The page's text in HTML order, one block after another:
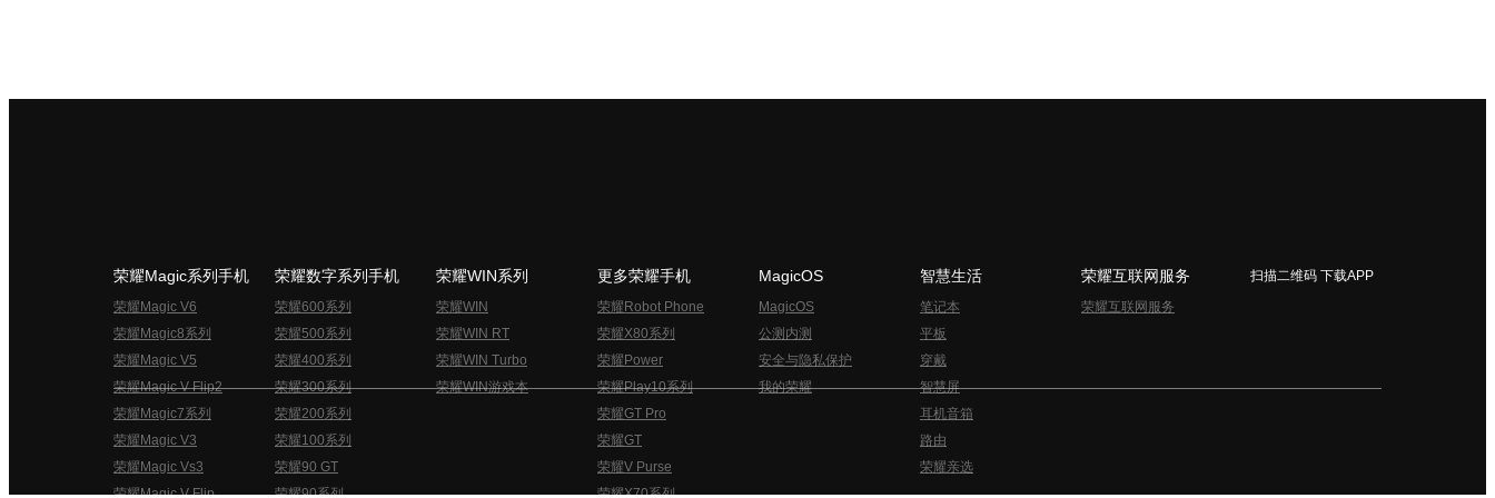
荣耀Magic系列手机
荣耀Magic V6
荣耀Magic8系列
荣耀Magic V5
荣耀Magic V Flip2
荣耀Magic7系列
荣耀Magic V3
荣耀Magic Vs3
荣耀Magic V Flip
荣耀数字系列手机
荣耀600系列
荣耀500系列
荣耀400系列
荣耀300系列
荣耀200系列
荣耀100系列
荣耀90 GT
荣耀90系列
荣耀WIN系列
荣耀WIN
荣耀WIN RT
荣耀WIN Turbo
荣耀WIN游戏本
更多荣耀手机
荣耀Robot Phone
荣耀X80系列
荣耀Power
荣耀Play10系列
荣耀GT Pro
荣耀GT
荣耀V Purse
荣耀X70系列
MagicOS
MagicOS
公测内测
安全与隐私保护
我的荣耀
智慧生活
笔记本
平板
穿戴
智慧屏
耳机音箱
路由
荣耀亲选
荣耀互联网服务
荣耀互联网服务
扫描二维码 下载APP